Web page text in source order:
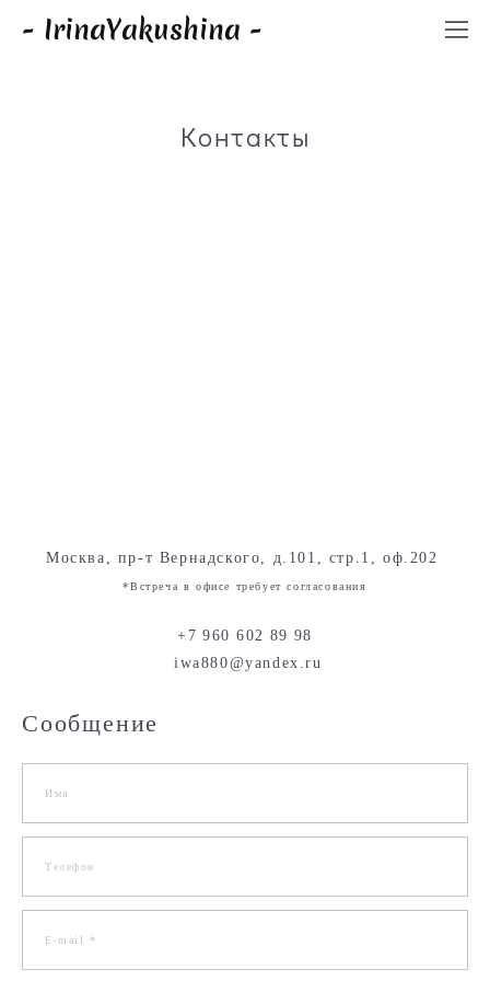
- IrinaYakushina -
Контакты
Москва, пр-т Вернадского, д.101, стр.1, оф.202
*Встреча в офисе требует согласования
+7 960 602 89 98
iwa880@yandex.ru
Сообщение
Имя
Телефон
E-mail *